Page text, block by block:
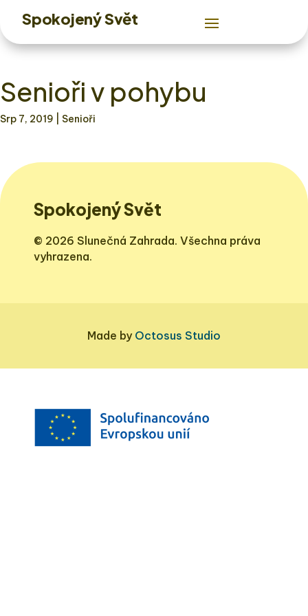
Spokojený Svět
Senioři v pohybu
Srp 7, 2019 | Senioři
Spokojený Svět
© 2026 Slunečná Zahrada. Všechna práva
vyhrazena.
Made by Octosus Studio